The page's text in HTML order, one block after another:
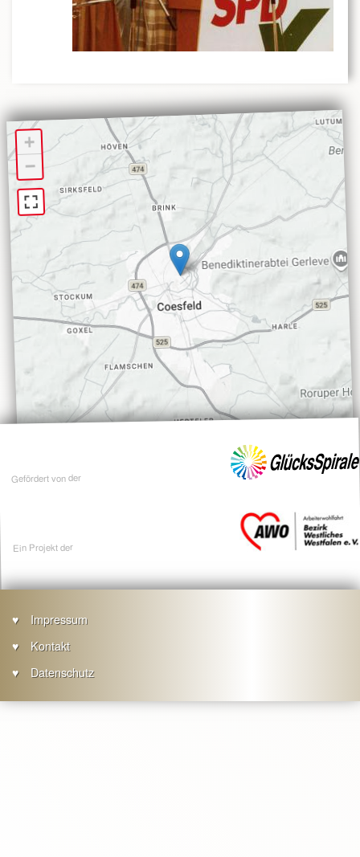
+
−
Gefördert von der
Ein Projekt der
Footer
Impressum
Kontakt
Datenschutz